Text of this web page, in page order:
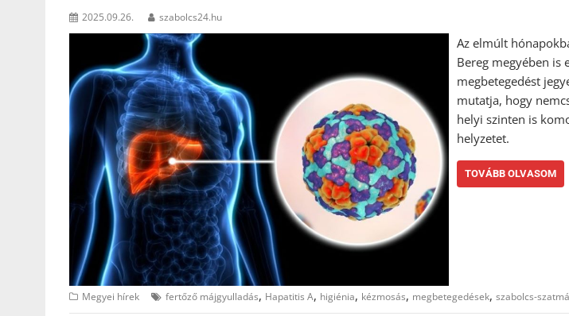
2025.09.26. szabolcs24.hu
Az elmúlt
Bereg megyében is
megbetegedést
mutatja, hogy
helyi szinten is
helyzetet.
TOVÁBB OLVASOM
Megyei hírek fertőző májgyulladás, Hapatitis A, higiénia, kézmosás, megbetegedések, szabolcs-